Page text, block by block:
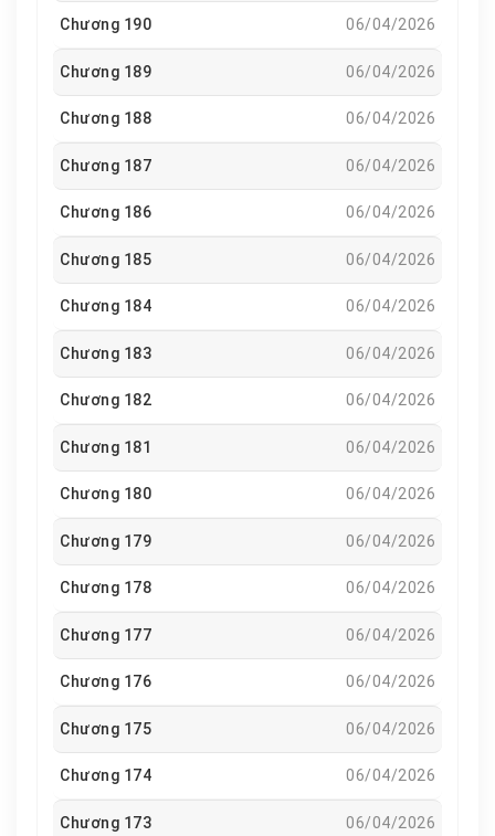
hay phải vì mối hận gia tộc mà tơ tình đứt lìa?
Chương 190 06/04/2026
Chương 189 06/04/2026
Chương 188 06/04/2026
Chương 187 06/04/2026
Chương 186 06/04/2026
Chương 185 06/04/2026
Chương 184 06/04/2026
Chương 183 06/04/2026
Chương 182 06/04/2026
Chương 181 06/04/2026
Chương 180 06/04/2026
Chương 179 06/04/2026
Chương 178 06/04/2026
Chương 177 06/04/2026
Chương 176 06/04/2026
Chương 175 06/04/2026
Chương 174 06/04/2026
Chương 173 06/04/2026